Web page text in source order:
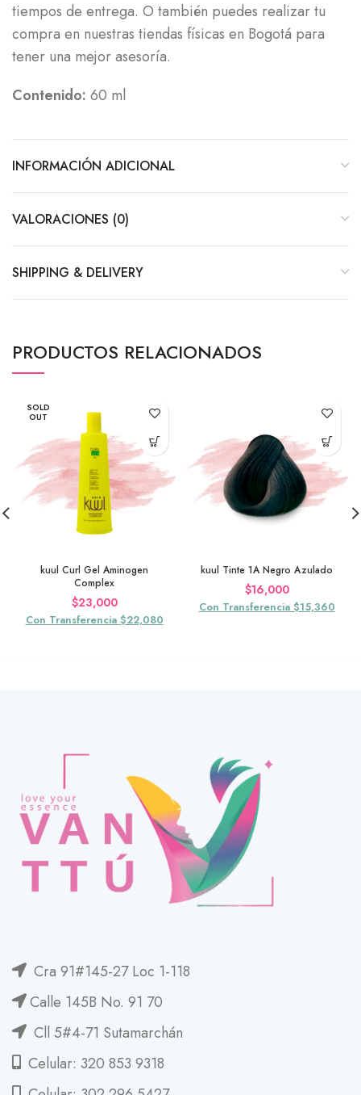
tiempos de entrega. O también puedes realizar tu
compra en nuestras tiendas físicas en Bogotá para
tener una mejor asesoría.
Contenido: 60 ml
INFORMACIÓN ADICIONAL
VALORACIONES (0)
SHIPPING & DELIVERY
PRODUCTOS RELACIONADOS
SOLD
OUT
kuul Curl Gel Aminogen
Complex
$23,000
Con Transferencia $22,080
kuul Tinte 1A Negro Azulado
$16,000
Con Transferencia $15,360
Cra 91#145-27 Loc 1-118
Calle 145B No. 91 70
Cll 5#4-71 Sutamarchán
Celular: 320 853 9318